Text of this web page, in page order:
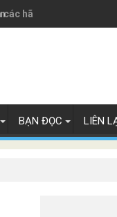
hãng xe Đức
BẠN ĐỌC LIÊN